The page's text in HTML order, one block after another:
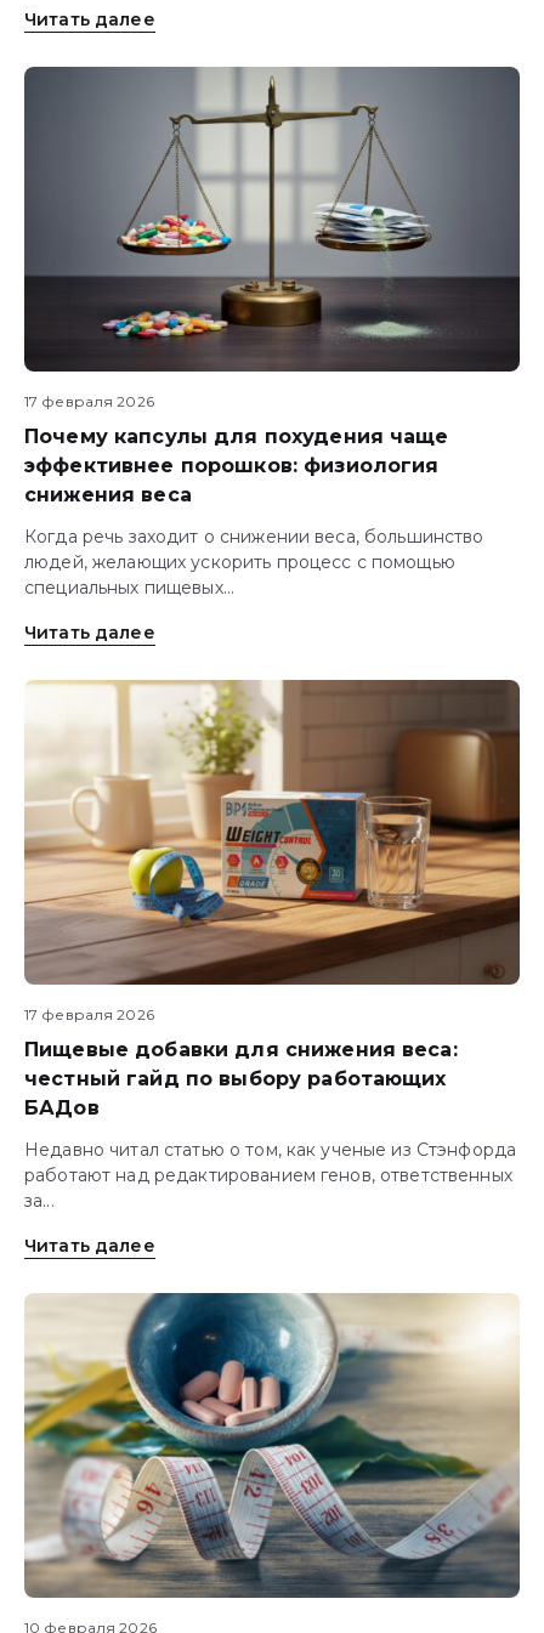
Читать далее
17 февраля 2026
Почему капсулы для похудения чаще
эффективнее порошков: физиология
снижения веса
Когда речь заходит о снижении веса, большинство
людей, желающих ускорить процесс с помощью
специальных пищевых...
Читать далее
17 февраля 2026
Пищевые добавки для снижения веса:
честный гайд по выбору работающих
БАДов
Недавно читал статью о том, как ученые из Стэнфорда
работают над редактированием генов, ответственных
за...
Читать далее
10 февраля 2026